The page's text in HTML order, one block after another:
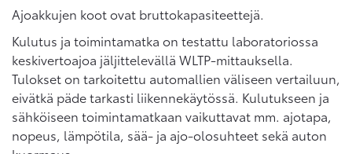
Ajoakkujen koot ovat bruttokapasiteettejä.
Kulutus ja toimintamatka on testattu laboratoriossa
keskivertoajoa jäljittelevällä WLTP-mittauksella.
Tulokset on tarkoitettu automallien väliseen vertailuun,
eivätkä päde tarkasti liikennekäytössä. Kulutukseen ja
sähköiseen toimintamatkaan vaikuttavat mm. ajotapa,
nopeus, lämpötila, sää- ja ajo-olosuhteet sekä auton